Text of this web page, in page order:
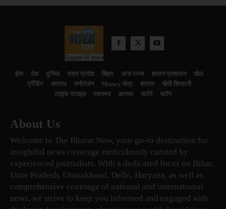
होम देश दुनिया उत्तर प्रदेश बिहार अन्य राज्य शासन प्रशासन
खेल
ट्रेंडिंग
अपराध मनोरंजन Money मंत्र बतरस
खेती किसानी
लाइफ स्टाइल
स्वास्थ्य आस्था चटोरे ब्लॉग
About Us
Welcome to The Bharat Now, your go-to destination for
insightful news coverage meticulously curated by
experienced journalists. With a dedicated focus on Bihar,
Uttar Pradesh, Uttarakhand, Delhi, Haryana, as well as
comprehensive coverage of national and international
news, we strive to keep you informed and engaged with